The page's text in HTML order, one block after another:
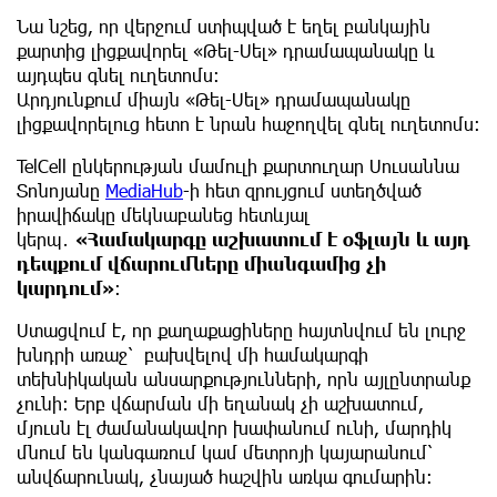
Նա նշեց, որ վերջում ստիպված է եղել բանկային
քարտից լիցքավորել «Թել-Սել» դրամապանակը և
այդպես գնել ուղետոմս։
Արդյունքում միայն «Թել-Սել» դրամապանակը
լիցքավորելուց հետո է նրան հաջողվել գնել ուղետոմս։
TelCell ընկերության մամուլի քարտուղար Սուսաննա
Տոնոյանը MediaHub-ի հետ զրույցում ստեղծված
իրավիճակը մեկնաբանեց հետևյալ
կերպ․ «Համակարգը աշխատում է օֆլայն և այդ
դեպքում վճարումները միանգամից չի
կարդում»։
Ստացվում է, որ քաղաքացիները հայտնվում են լուրջ
խնդրի առաջ՝ բախվելով մի համակարգի
տեխնիկական անսարքությունների, որն այլընտրանք
չունի։ Երբ վճարման մի եղանակ չի աշխատում,
մյուսն էլ ժամանակավոր խափանում ունի, մարդիկ
մնում են կանգառում կամ մետրոյի կայարանում՝
անվճարունակ, չնայած հաշվին առկա գումարին։